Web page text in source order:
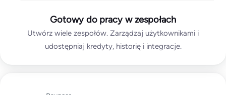
Gotowy do pracy w zespołach
Utwórz wiele zespołów. Zarządzaj użytkownikami i
udostępniaj kredyty, historię i integracje.